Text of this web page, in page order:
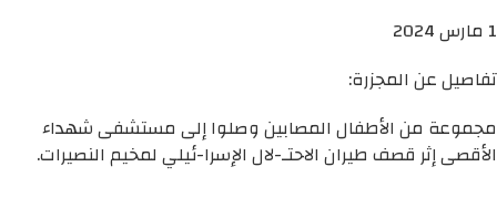
1 مارس 2024
تفاصيل عن المجزرة:
مجموعة من الأطفال المصابين وصلوا إلى مستشفى شهداء
الأقصى إثر قصف طيران الاحتـ-لال الإسرا-ئيلي لمخيم النصيرات.